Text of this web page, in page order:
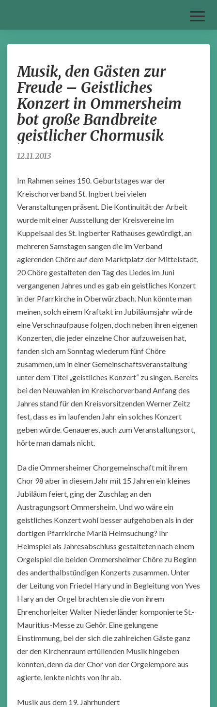
den
Gästen
zur
Freude
–
Geistliches
Konzert
in
große
Bandbreite
geistlicher
Chormusik
Musik, den Gästen zur
Freude – Geistliches
Konzert in Ommersheim
bot große Bandbreite
geistlicher Chormusik
12.11.2013
Im Rahmen seines 150. Geburtstages war der
Kreischorverband St. Ingbert bei vielen
Veranstaltungen präsent. Die Kontinuität der Arbeit
wurde mit einer Ausstellung der Kreisvereine im
Kuppelsaal des St. Ingberter Rathauses gewürdigt, an
mehreren Samstagen sangen die im Verband
agierenden Chöre auf dem Marktplatz der Mittelstadt,
20 Chöre gestalteten den Tag des Liedes im Juni
vergangenen Jahres und es gab ein geistliches Konzert
in der Pfarrkirche in Oberwürzbach. Nun könnte man
meinen, solch einem Kraftakt im Jubiläumsjahr würde
eine Verschnaufpause folgen, doch neben ihren eigenen
Konzerten, die jeder einzelne Chor aufzuweisen hat,
fanden sich am Sonntag wiederum fünf Chöre
zusammen, um in einer Gemeinschaftsveranstaltung
unter dem Titel „geistliches Konzert“ zu singen. Bereits
bei den Neuwahlen im Kreischorverband Anfang des
Jahres stand für den Kreisvorsitzenden Werner Zeitz
fest, dass es im laufenden Jahr ein solches Konzert
geben würde. Genaueres, auch zum Veranstaltungsort,
hörte man damals nicht.
Da die Ommersheimer Chorgemeinschaft mit ihrem
Chor 98 aber in diesem Jahr mit 15 Jahren ein kleines
Jubiläum feiert, ging der Zuschlag an den
Austragungsort Ommersheim. Und wo wäre ein
geistliches Konzert wohl besser aufgehoben als in der
dortigen Pfarrkirche Mariä Heimsuchung? Ihr
Heimspiel als Jahresabschluss gestalteten nach einem
Orgelspiel die beiden Ommersheimer Chöre zu Beginn
des anderthalbstündigen Konzerts zusammen. Unter
der Leitung von Friedel Hary und in Begleitung von Yves
Hary an der Orgel brachten sie die von ihrem
Ehrenchorleiter Walter Niederländer komponierte St.-
Mauritius-Messe zu Gehör. Eine gelungene
Einstimmung, bei der sich die zahlreichen Gäste ganz
der den Kirchenraum erfüllenden Musik hingeben
konnten, denn da der Chor von der Orgelempore aus
agierte, lenkte nichts von ihr ab.
Musik aus dem 19. Jahrhundert